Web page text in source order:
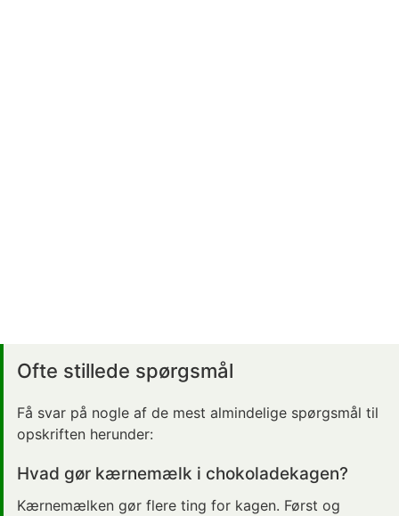
Ofte stillede spørgsmål
Få svar på nogle af de mest almindelige spørgsmål til
opskriften herunder:
Hvad gør kærnemælk i chokoladekagen?
Kærnemælken gør flere ting for kagen. Først og